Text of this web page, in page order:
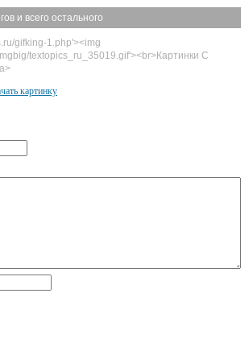
и всего остального
gifking-1.php'><img
textopics_ru_35019.gif'><br>Картинки С
картинку